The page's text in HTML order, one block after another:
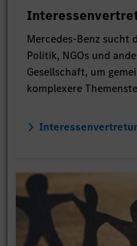
Mercedes-Benz sucht
Politik, NGOs und
Gesellschaft, um
komplexere